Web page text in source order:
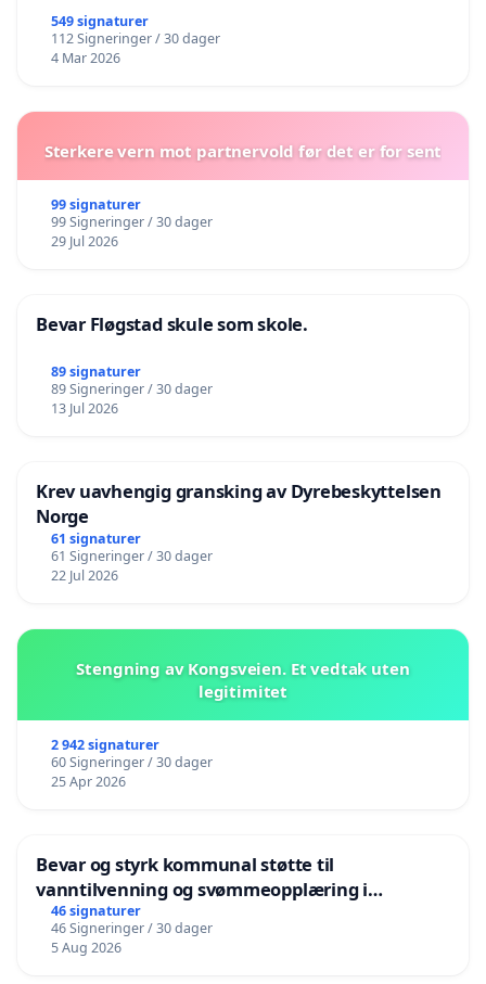
549 signaturer
112 Signeringer / 30 dager
4 Mar 2026
Sterkere vern mot partnervold før det er for sent
99 signaturer
99 Signeringer / 30 dager
29 Jul 2026
Bevar Fløgstad skule som skole.
89 signaturer
89 Signeringer / 30 dager
13 Jul 2026
Krev uavhengig gransking av Dyrebeskyttelsen
Norge
61 signaturer
61 Signeringer / 30 dager
22 Jul 2026
Stengning av Kongsveien. Et vedtak uten
legitimitet
2 942 signaturer
60 Signeringer / 30 dager
25 Apr 2026
Bevar og styrk kommunal støtte til
vanntilvenning og svømmeopplæring i
barnehagene i Haugesund
46 signaturer
46 Signeringer / 30 dager
5 Aug 2026